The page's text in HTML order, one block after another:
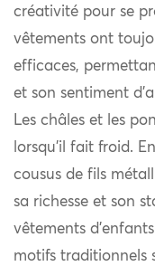
créativité pour se
vêtements ont
efficaces,
et son sentiment
Les châles et les
lorsqu’il fait froid.
cousus de fils
sa richesse et son
vêtements
motifs traditionnels